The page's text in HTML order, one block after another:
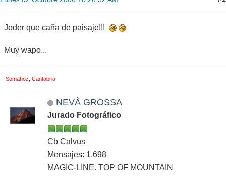
Joder que caña de paisaje!!!
Muy wapo...
Somahoz, Cantabria
NEVÀ GROSSA
Jurado Fotográfico
Cb Calvus
Mensajes: 1,698
MAGIC-LINE. TOP OF MOUNTAIN